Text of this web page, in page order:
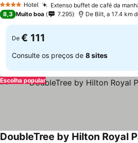
4 EstrelasHotel Extenso buffet de café da
8,3 Muito boa 7.295 De Bilt, a 17.4 km
De € 111
Consulte os preços de 8 sites
Escolha popular
DoubleTree by Hilton Royal